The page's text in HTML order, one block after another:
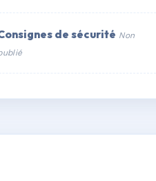
de sécurité Non